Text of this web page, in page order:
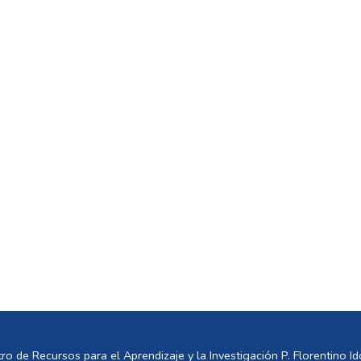
de Recursos para el Aprendizaje y la Investigación P. Florentino